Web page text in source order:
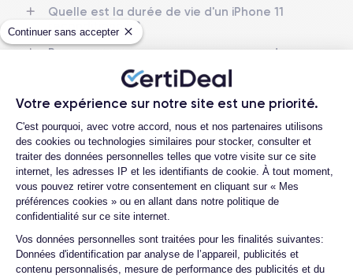
Continuer sans accepter
Votre expérience sur notre site est une priorité.
Plateforme de Gestion du
C'est pourquoi, avec votre accord, nous et nos partenaires utilisons
des cookies ou technologies similaires pour stocker, consulter et
traiter des données personnelles telles que votre visite sur ce site
internet, les adresses IP et les identifiants de cookie. À tout moment,
vous pouvez retirer votre consentement en cliquant sur « Mes
préférences cookies » ou en allant dans notre politique de
confidentialité sur ce site internet.
Vos données personnelles sont traitées pour les finalités suivantes:
Données d'identification par analyse de l’appareil, publicités et
contenu personnalisés, mesure de performance des publicités et du
Axeptio consent
Dimensions Poids
1792 x 828 pixels
RAM
4 GO
Mémoire interne
64,128,256 GO
Nom de la puce
Apple A13 Bionic
Nombre de cœurs
6
Nom GPU
GPU 4 cœurs
Fréq. processeur
Caméra
12 MP
Caméra Frontale
12 MP
Quelle est la durée de vie d'un iPhone 11
reconditionné ?
Proposez-vous une assurance en cas de
casse due à des chocs ou à des chutes ?
les batteries ?
Quels sont les accessoires inclus dans la
commande ?
Quelles garanties offrez-vous sur vos
produits ?
Quels sont vos modes de paiement ?
Est-il possible de payer l'iPhone 11 en
plusieurs fois ?